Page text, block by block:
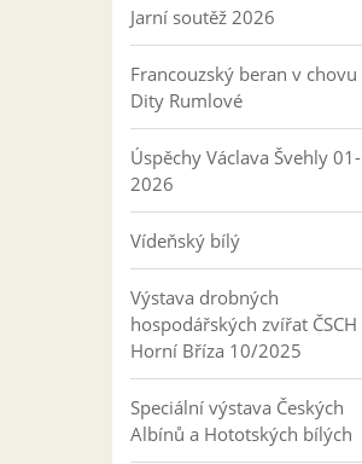
Jarní soutěž 2026
Francouzský beran v chovu
Dity Rumlové
Úspěchy Václava Švehly 01-
2026
Vídeňský bílý
Výstava drobných
hospodářských zvířat ČSCH
Horní Bříza 10/2025
Speciální výstava Českých
Albínů a Hototských bílých